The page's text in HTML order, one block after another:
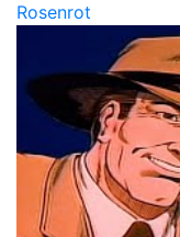
Rosenrot